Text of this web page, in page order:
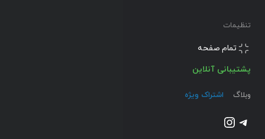
تنظیمات
تمام صفحه
پشتیبانی آنلاین
وبلاگ اشتراک ویژه
تلگراماینستاگرم